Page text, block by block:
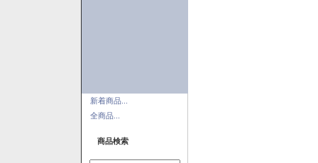
新着商品...
全商品...
商品検索